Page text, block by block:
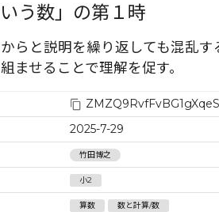
う数」の第１時
らと説明を繰り返しても混乱す
ませることで理解を促す。
2025-7-29
竹田博之
小2
算数 数と計算/数